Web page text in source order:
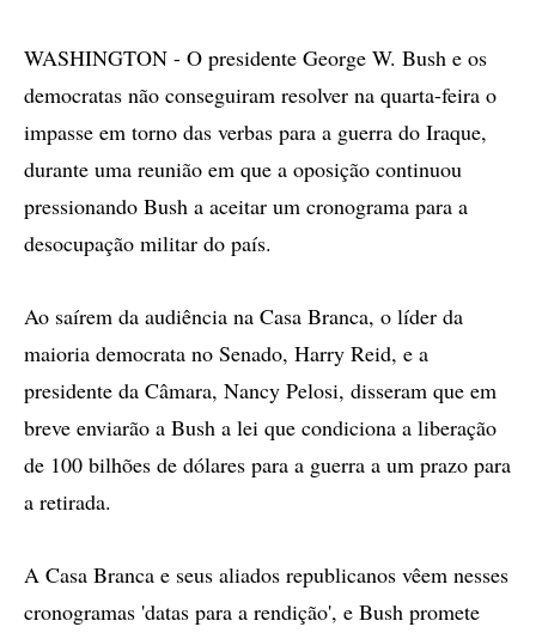
WASHINGTON - O presidente George W. Bush e os
democratas não conseguiram resolver na quarta-feira o
impasse em torno das verbas para a guerra do Iraque,
durante uma reunião em que a oposição continuou
pressionando Bush a aceitar um cronograma para a
desocupação militar do país.
Ao saírem da audiência na Casa Branca, o líder da
maioria democrata no Senado, Harry Reid, e a
presidente da Câmara, Nancy Pelosi, disseram que em
breve enviarão a Bush a lei que condiciona a liberação
de 100 bilhões de dólares para a guerra a um prazo para
a retirada.
A Casa Branca e seus aliados republicanos vêem nesses
cronogramas 'datas para a rendição', e Bush promete